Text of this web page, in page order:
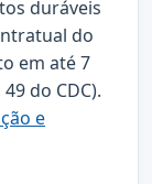
duráveis
do
em até 7
do CDC).
e